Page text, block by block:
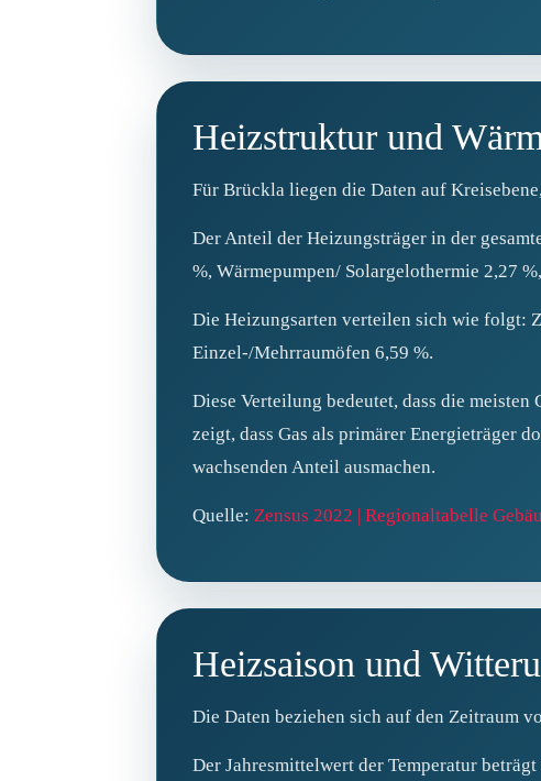
Heizstruktur und
Für Brückla liegen die Daten auf
Der Anteil der Heizungsträger in der
%, Wärmepumpen/ Solargelothermie 2,27
Die Heizungsarten verteilen sich wie folgt:
Einzel‑/Mehrraumöfen 6,59 %.
Diese Verteilung bedeutet, dass die
zeigt, dass Gas als primärer Energieträger
wachsenden Anteil ausmachen.
Quelle: Zensus 2022 | Regionaltabelle
Heizsaison und
Die Daten beziehen sich auf den Zeitraum
Der Jahresmittelwert der Temperatur